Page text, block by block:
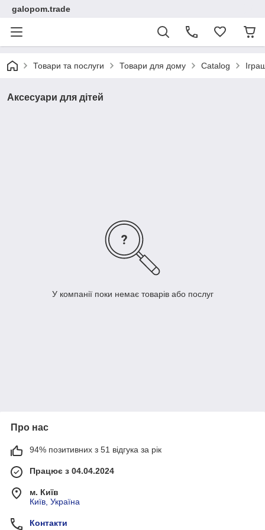
galopom.trade
Товари та послуги Товари для дому Catalog
Аксесуари для дітей
У компанії поки немає товарів або послуг
Про нас
94% позитивних з 51 відгука за рік
Працює з 04.04.2024
м. Київ
Київ, Україна
Контакти